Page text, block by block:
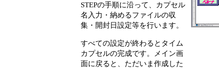
STEPの手順に沿って、カプセル
名入力・納めるファイルの収
集・開封日設定等を行います。
すべての設定が終わるとタイム
カプセルの完成です。メイン画
面に戻ると、ただいま作成した